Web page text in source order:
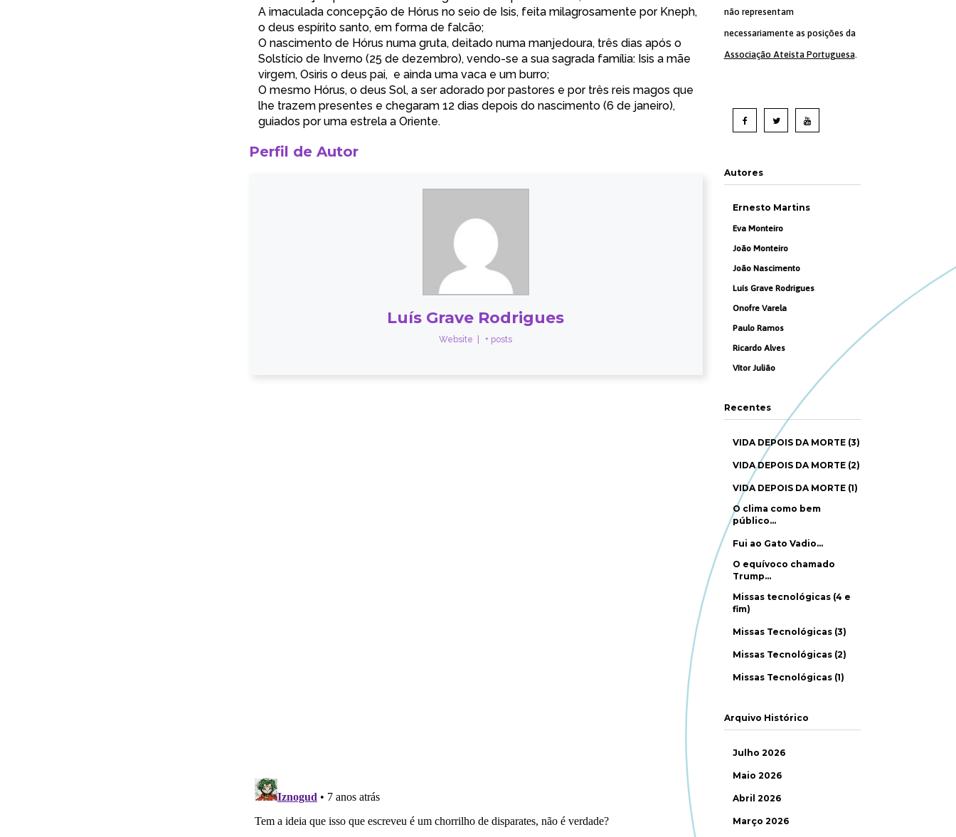
A imaculada concepção de Hórus no seio de Isis, feita milagrosamente por Kneph,
o deus espírito santo, em forma de falcão;
O nascimento de Hórus numa gruta, deitado numa manjedoura, três dias após o
Solstício de Inverno (25 de dezembro), vendo-se a sua sagrada família: Isis a mãe
virgem, Osiris o deus pai, e ainda uma vaca e um burro;
O mesmo Hórus, o deus Sol, a ser adorado por pastores e por três reis magos que
lhe trazem presentes e chegaram 12 dias depois do nascimento (6 de janeiro),
guiados por uma estrela a Oriente.
Perfil de Autor
Luís Grave Rodrigues
Website + posts
não representam
necessariamente as posições da
Associação Ateísta Portuguesa.
Autores
Ernesto Martins
Eva Monteiro
João Monteiro
João Nascimento
Luís Grave Rodrigues
Onofre Varela
Paulo Ramos
Ricardo Alves
Vítor Julião
Recentes
VIDA DEPOIS DA MORTE (3)
VIDA DEPOIS DA MORTE (2)
VIDA DEPOIS DA MORTE (1)
O clima como bem
público…
Fui ao Gato Vadio…
O equívoco chamado
Trump…
Missas tecnológicas (4 e
fim)
Missas Tecnológicas (3)
Missas Tecnológicas (2)
Missas Tecnológicas (1)
Arquivo Histórico
Julho 2026
Maio 2026
Abril 2026
Março 2026